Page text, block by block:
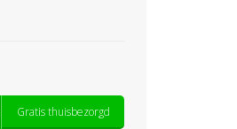
Gratis thuisbezorgd